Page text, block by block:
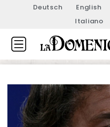
Deutsch English
Italiano